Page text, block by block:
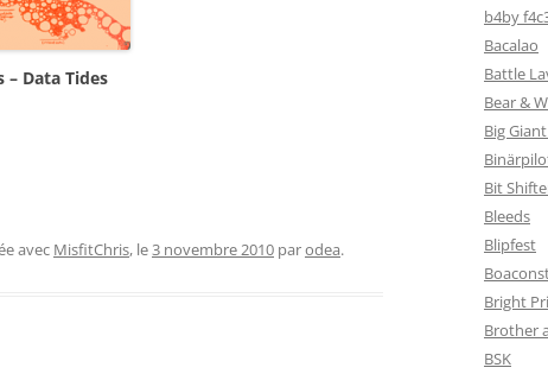
– Data Tides
avec MisfitChris, le3 novembre 2010 parodea.
b4by
Bacalao
Battle
Bear &
Big
Bit
Bleeds
Blipfest
Bright
Brother
BSK